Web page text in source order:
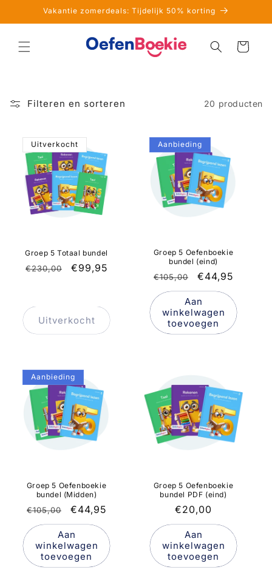
naar de
content
Vakantie zomerdeals: Tijdelijk 50% korting
Winkelwagen
Filteren en sorteren 20 producten
Uitverkocht
Groep 5 Totaal bundel
Normale
€230,00 Aanbiedingsprijs
€99,95
Uitverkocht
Aanbieding
Groep 5 Oefenboekie
bundel (eind)
Normale
prijs
€105,00 €44,95
Aan
winkelwagen
toevoegen
Aanbieding
Groep 5 Oefenboekie
bundel (Midden)
Normale
prijs
€105,00 Aanbiedingsprijs
€44,95
Aan
winkelwagen
toevoegen
Groep 5 Oefenboekie
bundel PDF (eind)
Normale
prijs
€20,00
Aan
winkelwagen
toevoegen